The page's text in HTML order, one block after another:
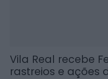
Vila Real recebe
rastreios e ações